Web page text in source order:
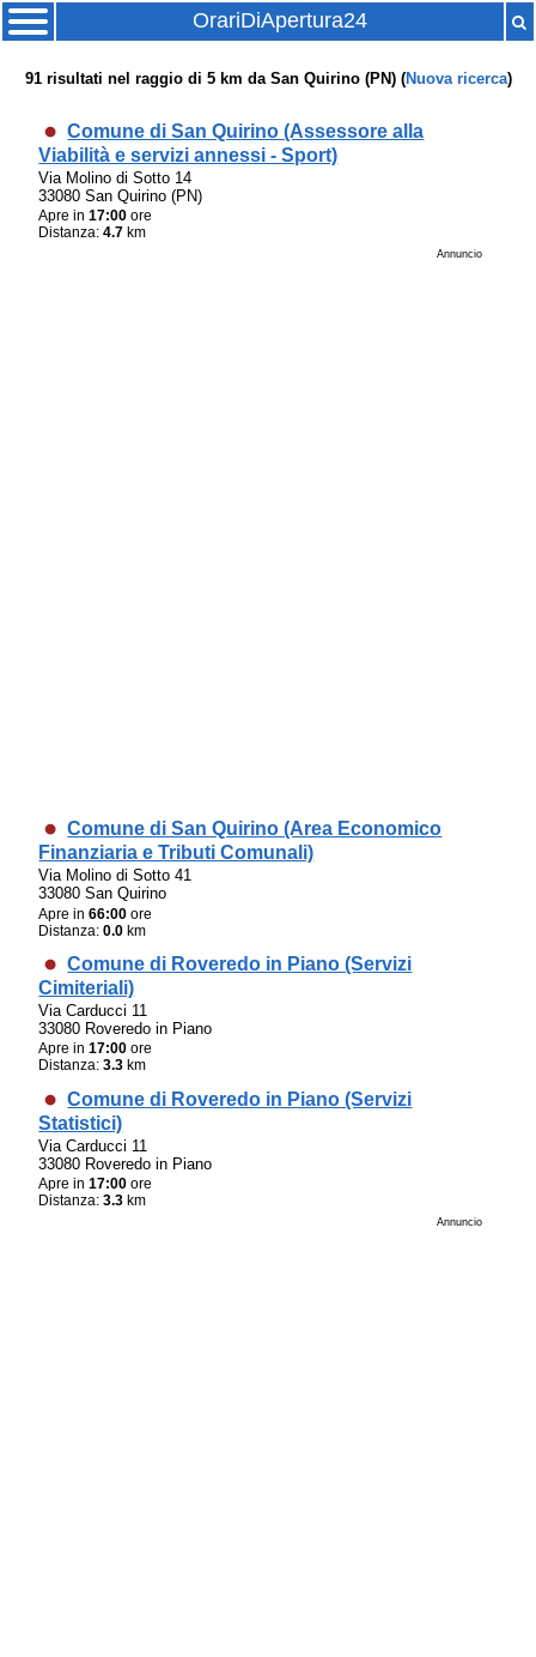
OrariDiApertura24
91risultati nel raggio di 5 km da San Quirino (PN) (Nuova ricerca)
Comune di San Quirino (Assessore alla
Viabilità e servizi annessi - Sport)
Via Molino di Sotto 14
33080 San Quirino (PN)
Apre in17:00 ore
Distanza:4.7 km
Annuncio
Comune di San Quirino (Area Economico
Finanziaria e Tributi Comunali)
Via Molino di Sotto 41
33080 San Quirino
Apre in66:00 ore
Distanza:0.0 km
Comune di Roveredo in Piano (Servizi
Cimiteriali)
Via Carducci 11
33080 Roveredo in Piano
Apre in17:00 ore
Distanza:3.3 km
Comune di Roveredo in Piano (Servizi
Statistici)
Via Carducci 11
33080 Roveredo in Piano
Apre in17:00 ore
Distanza:3.3 km
Annuncio